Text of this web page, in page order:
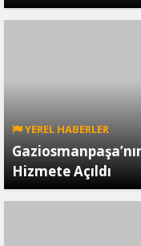
YEREL HABERLER
Hizmete Açıldı